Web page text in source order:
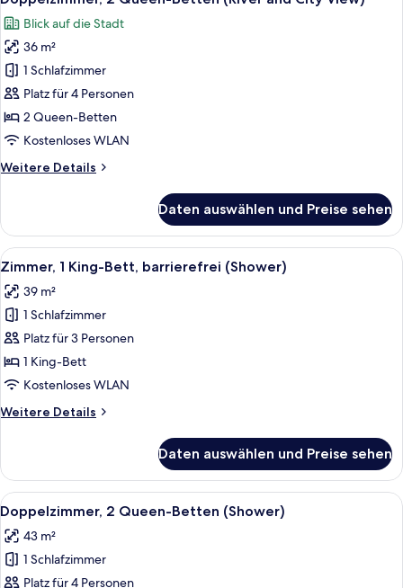
Schlafsofa
(River
and
City
View)
Fotos
für
Doppelzimmer,
2 Queen-
Betten
(River
and
View)
Blick auf die Stadt
36 m²
1 Schlafzimmer
Platz für 4 Personen
2 Queen-Betten
Kostenloses WLAN
Weitere Details
Weitere
2 Queen-
Betten
(River
City
View)
Daten auswählen und Preise sehen
Alle
Fotos
für
Zimmer,
1 King-
Bett,
barrierefrei
anzeigen
Ein Hotelzimmer mit einem großen
6
Zimmer, 1 King-Bett, barrierefrei (Shower)
39 m²
1 Schlafzimmer
Platz für 3 Personen
1 King-Bett
Kostenloses WLAN
Weitere Details
Weitere
1 King-
Bett,
barrierefrei
(Shower)
Daten auswählen und Preise sehen
Alle
Fotos
für
Doppelzimmer,
Ein Hotelzimmer mit zwei Betten,
7
Doppelzimmer, 2 Queen-Betten (Shower)
43 m²
1 Schlafzimmer
Platz für 4 Personen